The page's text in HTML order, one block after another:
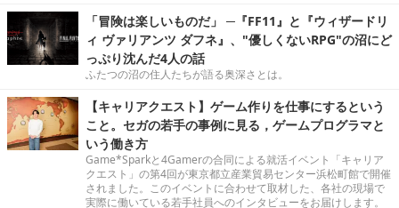
「冒険は楽しいものだ」 ─『FF11』と『ウィザードリ
ィ ヴァリアンツ ダフネ』、"優しくないRPG"の沼にど
っぷり沈んだ4人の話
ふたつの沼の住人たちが語る奥深さとは。
【キャリアクエスト】ゲーム作りを仕事にするという
こと。セガの若手の事例に見る，ゲームプログラマと
いう働き方
Game*Sparkと4Gamerの合同による就活イベント「キャリア
クエスト」の第4回が東京都立産業貿易センター浜松町館で開催
されました。このイベントに合わせて取材した、各社の現場で
実際に働いている若手社員へのインタビューをお届けします。